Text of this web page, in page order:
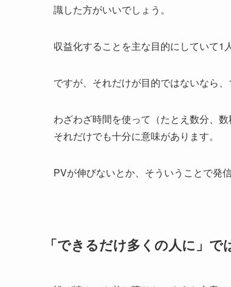
識した方がいいでしょう。
収益化することを主な目的にしていて1
ですが、それだけが目的ではないなら
わざわざ時間を使って（たとえ数分、
それだけでも十分に意味があります。
PVが伸びないとか、そういうことで発
「できるだけ多くの人に」